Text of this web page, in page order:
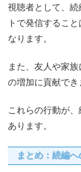
視聴者として、
トで発信するこ
なります。
また、友人や家
の増加に貢献でき
これらの行動が
あります。
まとめ：続編